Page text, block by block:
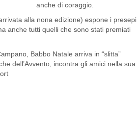
anche di coraggio.
alla nona edizione) espone i presepi
anche tutti quelli che sono stati premiati
Babbo Natale arriva in “slitta”
dell’Avvento, incontra gli amici nella sua